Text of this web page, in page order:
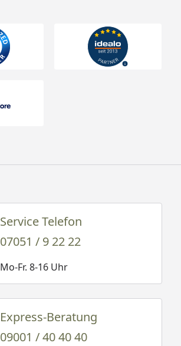
Service Telefon
07051 / 9 22 22
Mo-Fr. 8-16 Uhr
Express-Beratung
09001 / 40 40 40